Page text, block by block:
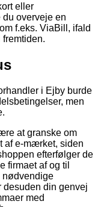
eller
overveje en
f.eks. ViaBill, ifald
i Ejby burde
men
at granske om
af e-mærket, siden
efterfølger de
firmaet af og til
nødvendige
desuden din genvej
med